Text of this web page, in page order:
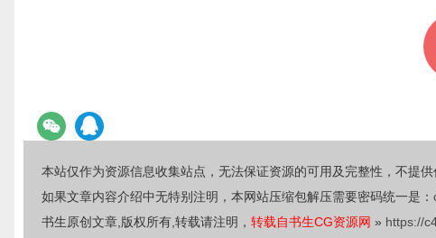
本站仅作为资源信息收集站点，无法保证资源的可用及完整性，不提供
如果文章内容介绍中无特别注明，本网站压缩包解压需要密码统一是：
书生原创文章,版权所有,转载请注明， 转载自书生CG资源网 » https://